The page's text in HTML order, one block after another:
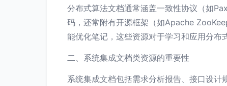
分布式算法文档通常涵盖一致性协议（如
码，还常附有开源框架（如Apache
能优化笔记，这些资源对于学习和应用分布
二、系统集成文档类资源的重要性
系统集成文档包括需求分析报告、接口设